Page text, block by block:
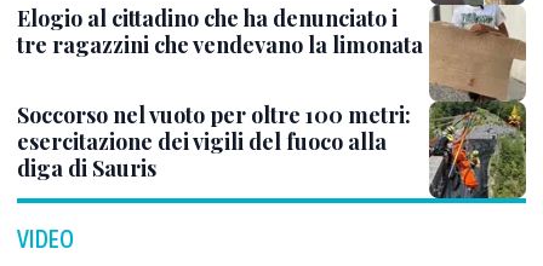
Elogio al cittadino che ha denunciato i
tre ragazzini che vendevano la limonata
Soccorso nel vuoto per oltre 100 metri:
esercitazione dei vigili del fuoco alla
diga di Sauris
VIDEO